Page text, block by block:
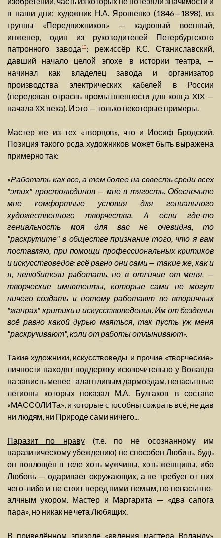
в наши дни; художник Н.А. Ярошенко (1846—1898), из
группы «Передвижников» — кадровый военный,
инженер, один из руководителей Петербургского
патронного завода10; режиссёр К.С. Станиславский,
давший начало целой эпохе в истории театра, —
начинал как владелец завода и организатор
производства электрических кабелей в России
(передовая отрасль промышленности для конца XIX —
начала XX века). И это — только некоторые примеры.
Мастер же из тех «творцов», что и Иосиф Бродский.
Позиция такого рода художников может быть выражена
примерно так:
«Работать как все, а тем более на совесть среди всех
"этих" простолюдинов — мне в тягость. Обеспечьте
мне комфортные условия для гениального
художественного творчества. А если где-то
гениальность моя для вас не очевидна, то
"раскрутите" в обществе признание того, что я вам
поставляю, при помощи профессиональных критиков
и искусствоведов: всё равно они сами — такие же, как и
я, нелюбители работать, но в отличие от меня, —
творческие импотенты, которые сами не могут
ничего создать и потому работают во вторичных
"жанрах" критики и искусствоведения. Им от безделья
всё равно какой дурью маяться, так пусть уж меня
"раскручивают", коли от работы отлынивают».
Такие художники, искусствоведы и прочие «творческие»
личности находят поддержку исключительно у Воланда
на зависть менее талантливым дармоедам, ненасытные
легионы которых показал М.А. Булгаков в составе
«МАССОЛИТа», и которые способны сожрать всё, не дав
ни людям, ни Природе сами ничего...
Паразит по нраву(т.е. по не осознанному им
паразитическому убеждению) не способен Любить, будь
он воплощён в теле хоть мужчины, хоть женщины, ибо
Любовь — одаривает окружающих, а не требует от них
чего-либо и не стоит перед ними немым, но ненасытно-
алчным укором. Мастер и Маргарита — «два сапога
пара», но никак не чета Любящих.
В приведённом эпизоде «явления мастера Воланду»